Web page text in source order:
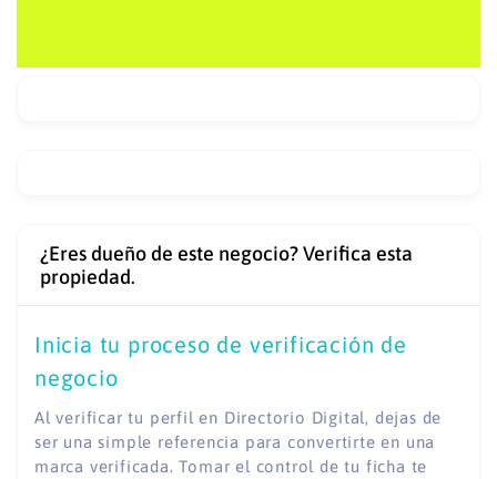
¿Eres dueño de este negocio? Verifica esta
propiedad.
Inicia tu proceso de verificación de
negocio
Al verificar tu perfil en Directorio Digital, dejas de
ser una simple referencia para convertirte en una
marca verificada. Tomar el control de tu ficha te